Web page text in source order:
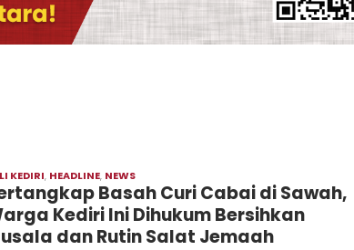
KEDIRI, HEADLINE, NEWS
Hadi
Basah Curi Cabai di Sawah,
Kediri Ini Dihukum Bersihkan
dan Rutin Salat Jemaah